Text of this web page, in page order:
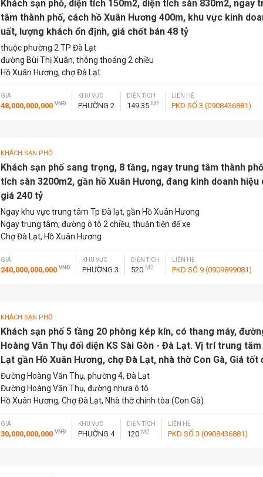
Khách sạn phố, diện tích 150m2, diện tích sàn 830m2, ngay
tâm thành phố, cách hồ Xuân Hương 400m, khu vực kinh
uất, lượng khách ổn định, giá chốt bán 48 tỷ
thuộc phường 2 TP Đà Lạt
đường Bùi Thị Xuân, thông thoáng 2 chiều
Hồ Xuân Hương, chợ Đà Lạt
GIÁ
48,000,000,000 VNĐ
KHU VỰC
PHƯỜNG 2
DIỆN TÍCH
149.35 M2
LIÊN HỆ
PKD SỐ 3 (0908436881)
KHÁCH SẠN PHỐ
Khách sạn phố sang trọng, 8 tầng, ngay trung tâm thành
tích sàn 3200m2, gần hồ Xuân Hương, đang kinh doanh hiệu
giá 240 tỷ
Ngay khu vực trung tâm Tp Đà lạt, gần Hồ Xuân Hương
Ngay trung tâm, đường ô tô 2 chiều, thuận tiện để xe
Chợ Đà Lạt, Hồ Xuân Hương
GIÁ
240,000,000,000 VNĐ
KHU VỰC
PHƯỜNG 3
DIỆN TÍCH
520 M2
LIÊN HỆ
PKD SỐ 9 (0909899081)
KHÁCH SẠN PHỐ
Khách sạn phố 5 tầng 20 phòng kép kín, có thang máy,
Hoàng Văn Thụ đối diện KS Sài Gòn - Đà Lạt. Vị trí trung
Lạt gần Hồ Xuân Hương, chợ Đà Lạt, nhà thờ Con Gà, Giá tốt
Đường Hoàng Văn Thụ, phường 4, Đà Lạt
Đường Hoàng Văn Thụ, đường nhựa ô tô
Hồ Xuân Hương, Chợ Đà Lạt, Nhà thờ chính tòa (Con Gà)
GIÁ
30,000,000,000 VNĐ
KHU VỰC
PHƯỜNG 4
DIỆN TÍCH
120 M2
LIÊN HỆ
PKD SỐ 3 (0908436881)